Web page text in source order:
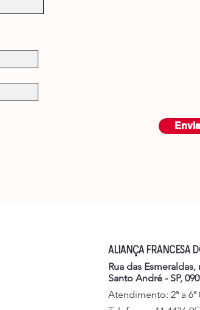
ALIANÇA FRANCESA
Rua das Esmeraldas,
Santo André - SP,
Atendimento: 2ª a 6ª